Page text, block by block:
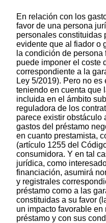
En relación con los
favor de una persona
personales constituidas
evidente que al fiador o
la condición de
puede imponer el coste
correspondiente a la
Ley 5/2019). Pero no
teniendo en cuenta que
incluida en el ámbito
reguladora de los
parece existir obstáculo
gastos del préstamo
en cuanto prestamista,
(artículo 1255 del
consumidora. Y en tal
jurídica, como
financiación, asumirá
y registrales
préstamo como a las
constituidas a su favor
un impacto favorable
préstamo y con sus